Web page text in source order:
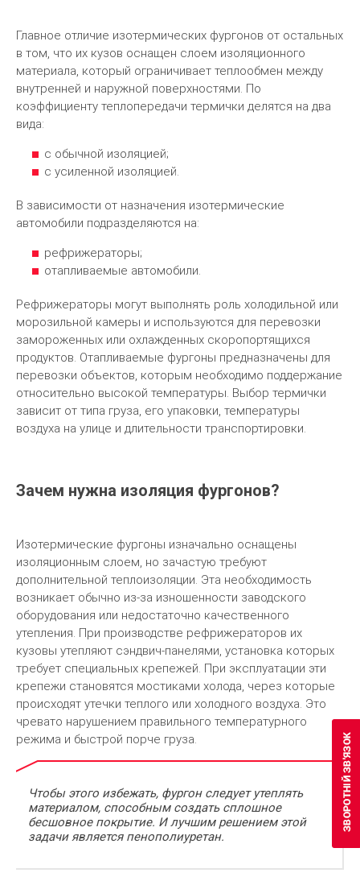
Главное отличие изотермических фургонов от остальных
в том, что их кузов оснащен слоем изоляционного
материала, который ограничивает теплообмен между
внутренней и наружной поверхностями. По
коэффициенту теплопередачи термички делятся на два
вида:
с обычной изоляцией;
с усиленной изоляцией.
В зависимости от назначения изотермические
автомобили подразделяются на:
рефрижераторы;
отапливаемые автомобили.
Рефрижераторы могут выполнять роль холодильной или
морозильной камеры и используются для перевозки
замороженных или охлажденных скоропортящихся
продуктов. Отапливаемые фургоны предназначены для
перевозки объектов, которым необходимо поддержание
относительно высокой температуры. Выбор термички
зависит от типа груза, его упаковки, температуры
воздуха на улице и длительности транспортировки.
Зачем нужна изоляция фургонов?
Изотермические фургоны изначально оснащены
изоляционным слоем, но зачастую требуют
дополнительной теплоизоляции. Эта необходимость
возникает обычно из-за изношенности заводского
оборудования или недостаточно качественного
утепления. При производстве рефрижераторов их
кузовы утепляют сэндвич-панелями, установка которых
требует специальных крепежей. При эксплуатации эти
крепежи становятся мостиками холода, через которые
происходят утечки теплого или холодного воздуха. Это
чревато нарушением правильного температурного
режима и быстрой порче груза.
Чтобы этого избежать, фургон следует утеплять
материалом, способным создать сплошное
бесшовное покрытие. И лучшим решением этой
задачи является пенополиуретан.